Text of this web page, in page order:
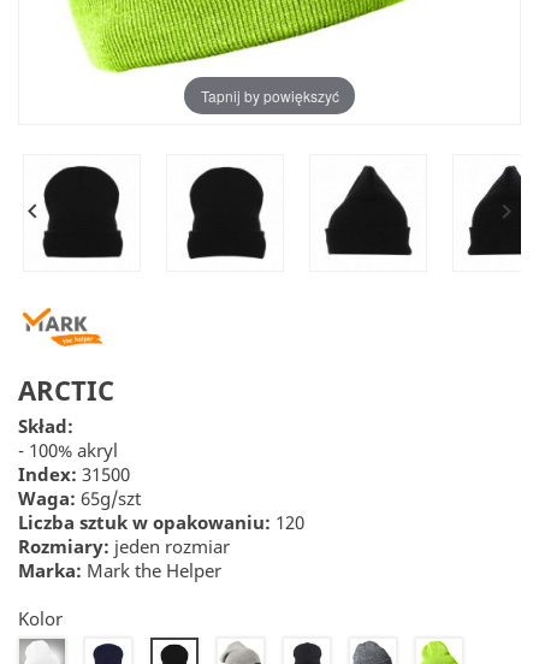
Tapnij by powiększyć
 
ARCTIC
Skład:
- 100% akryl
Index: 31500
Waga: 65g/szt
Liczba sztuk w opakowaniu: 120
Rozmiary: jeden rozmiar
Marka: Mark the Helper
Kolor
20
22 26 34 50 58 98